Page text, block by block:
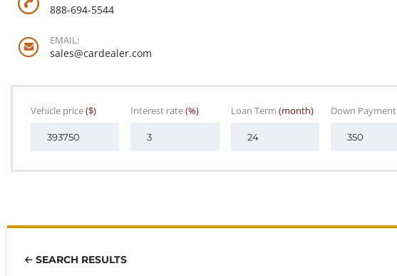
888-694-5544
EMAIL:
sales@cardealer.com
Vehicle price($) Interest rate(%) Loan Term (month) Down Payment
SEARCH RESULTS